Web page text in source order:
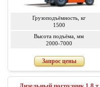
Грузоподъёмность, кг
1500
Высота подъёма, мм
2000-7000
Запрос цены